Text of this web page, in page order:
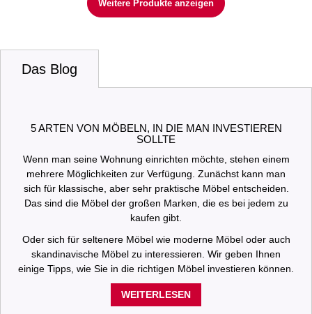
Weitere Produkte anzeigen
Das Blog
5 ARTEN VON MÖBELN, IN DIE MAN INVESTIEREN
SOLLTE
Wenn man seine Wohnung einrichten möchte, stehen einem
mehrere Möglichkeiten zur Verfügung. Zunächst kann man
sich für klassische, aber sehr praktische Möbel entscheiden.
Das sind die Möbel der großen Marken, die es bei jedem zu
kaufen gibt.
Oder sich für seltenere Möbel wie moderne Möbel oder auch
skandinavische Möbel zu interessieren. Wir geben Ihnen
einige Tipps, wie Sie in die richtigen Möbel investieren können.
WEITERLESEN